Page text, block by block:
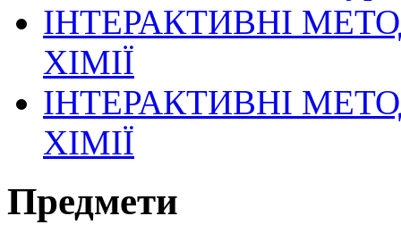
ІНТЕРАКТИВНІ
ХІМІЇ
ІНТЕРАКТИВНІ
ХІМІЇ
Предмети